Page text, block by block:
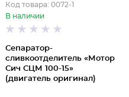
Сепаратор-
сливкоотделитель «Мотор
Сич СЦМ 100-15»
(двигатель оригинал)
Код товара: 0072-1
В наличии